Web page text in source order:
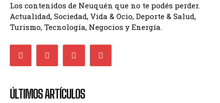
Los contenidos de Neuquén que no te podés perder.
Actualidad, Sociedad, Vida & Ocio, Deporte & Salud,
Turismo, Tecnología, Negocios y Energía.
ÚLTIMOS ARTÍCULOS